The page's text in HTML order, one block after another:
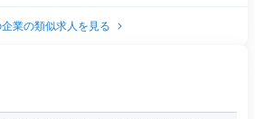
企業の類似求人を見る